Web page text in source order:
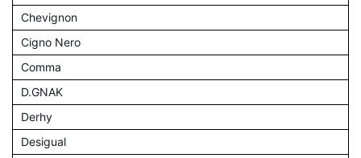
Chevignon
Cigno Nero
Comma
D.GNAK
Derhy
Desigual